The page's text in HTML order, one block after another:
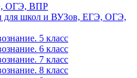
ОГЭ, ВПР
для школ и ВУЗов, ЕГЭ, ОГЭ,
5 класс
6 класс
7 класс
8 класс